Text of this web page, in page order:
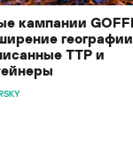
кампании
TTP и